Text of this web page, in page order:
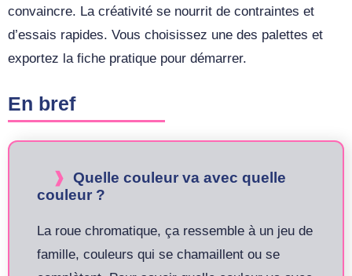
convaincre. La créativité se nourrit de contraintes et
d’essais rapides. Vous choisissez une des palettes et
exportez la fiche pratique pour démarrer.
En bref
Quelle couleur va avec quelle
couleur ?
La roue chromatique, ça ressemble à un jeu de
famille, couleurs qui se chamaillent ou se